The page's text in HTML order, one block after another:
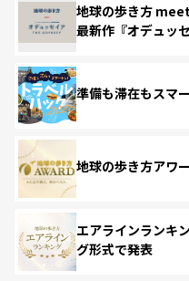
地球の歩き方
最新作『オデュッセ
準備も滞在もスマ
地球の歩き方アワ
エアラインランキ
グ形式で発表